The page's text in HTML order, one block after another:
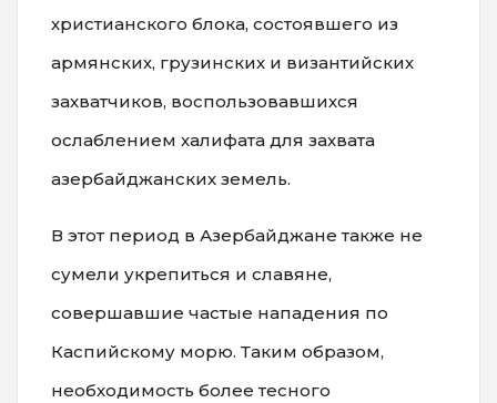
христианского блока, состоявшего из
армянских, грузинских и византийских
захватчиков, воспользовавшихся
ослаблением халифата для захвата
азербайджанских земель.
В этот период в Азербайджане также не
сумели укрепиться и славяне,
совершавшие частые нападения по
Каспийскому морю. Таким образом,
необходимость более тесного